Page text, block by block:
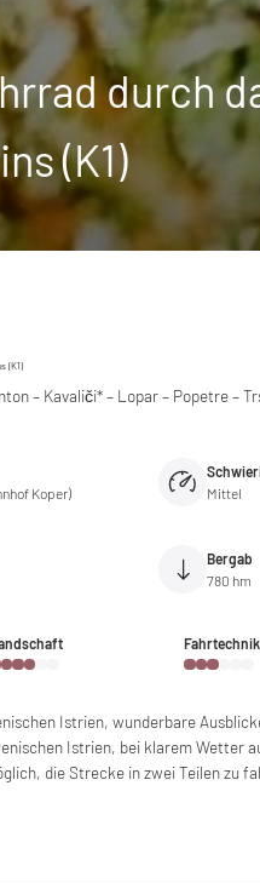
durch
(K1)
(K1)
– Kavaliči* – Lopar – Popetre –
Koper)
Mittel
Bergab
780 hm
Fahrtechnik
Istrien, wunderbare
Istrien, bei klarem Wetter
die Strecke in zwei Teilen zu